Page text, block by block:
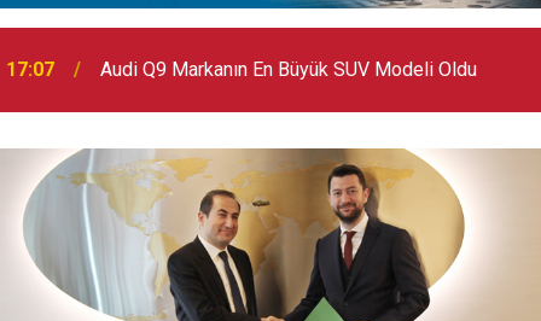
17:07 Audi Q9 Markanın En Büyük SUV Modeli Oldu